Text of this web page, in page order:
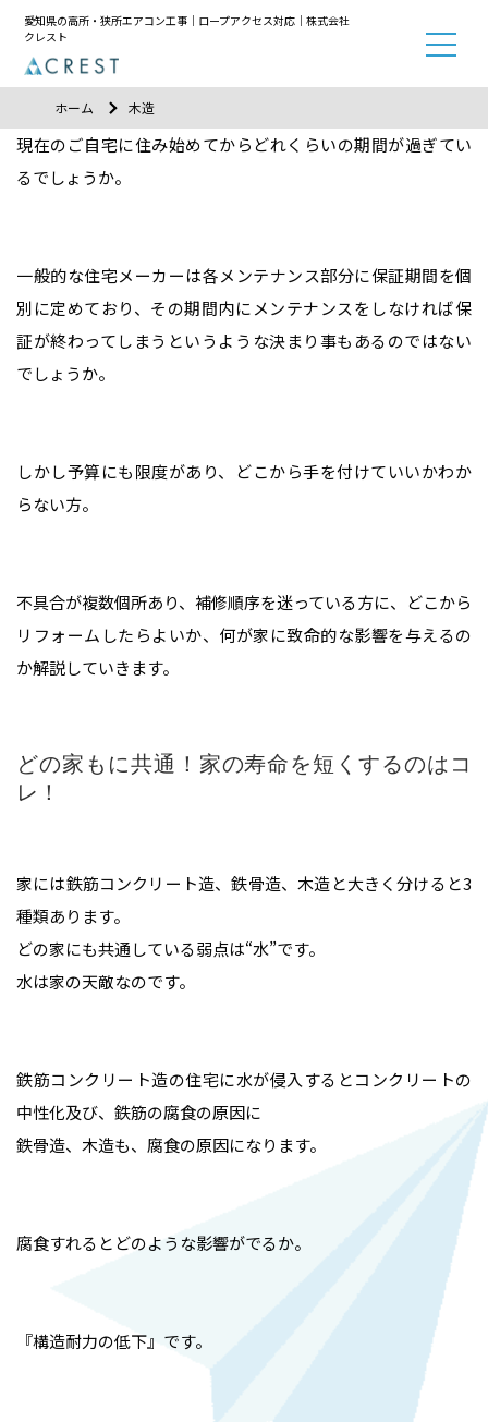
愛知県の高所・狭所エアコン工事｜ロープアクセス対応｜株式会社
クレスト
ホーム 木造
現在のご自宅に住み始めてからどれくらいの期間が過ぎてい
るでしょうか。
一般的な住宅メーカーは各メンテナンス部分に保証期間を個
別に定めており、その期間内にメンテナンスをしなければ保
証が終わってしまうというような決まり事もあるのではない
でしょうか。
しかし予算にも限度があり、どこから手を付けていいかわか
らない方。
不具合が複数個所あり、補修順序を迷っている方に、どこから
リフォームしたらよいか、何が家に致命的な影響を与えるの
か解説していきます。
どの家もに共通！家の寿命を短くするのはコ
レ！
家には鉄筋コンクリート造、鉄骨造、木造と大きく分けると3
種類あります。
どの家にも共通している弱点は“水”です。
水は家の天敵なのです。
鉄筋コンクリート造の住宅に水が侵入するとコンクリートの
中性化及び、鉄筋の腐食の原因に
鉄骨造、木造も、腐食の原因になります。
腐食すれるとどのような影響がでるか。
『構造耐力の低下』です。